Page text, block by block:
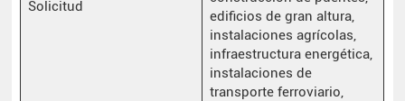
Solicitud
edificios de gran altura,
instalaciones agrícolas,
infraestructura energética,
instalaciones de
transporte ferroviario,